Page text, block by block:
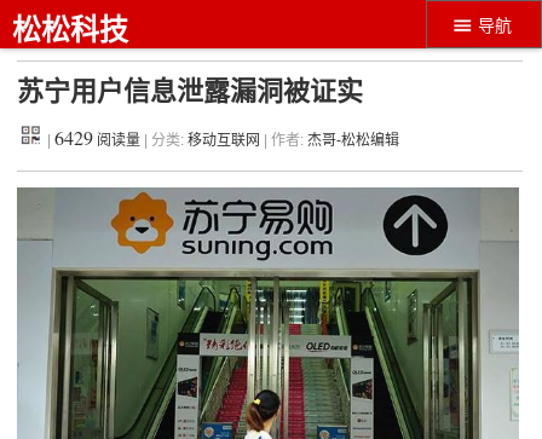
导航
松松科技
苏宁用户信息泄露漏洞被证实
|6429 阅读量 | 分类:移动互联网 | 作者:杰哥-松松编辑